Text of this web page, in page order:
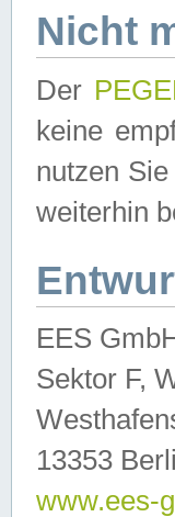
Nicht
Der
keine
nutzen
weiterhin
EES
Sektor F,
13353
www.ees-